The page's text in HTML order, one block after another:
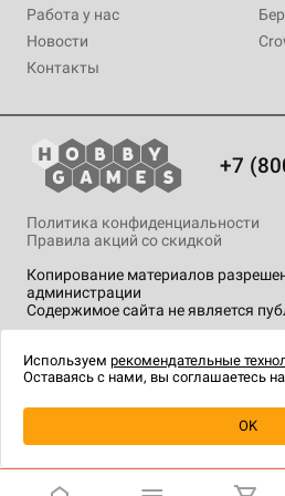
Уведомить о
Работа у нас
Новости
Контакты
+7
Копирование материалов
администрации
Содержимое сайта не является
Политика конфиденциальности
Правила акций со скидкой
технологии.
Используем рекомендательные
Оставаясь с нами, вы соглашаетесь
OK